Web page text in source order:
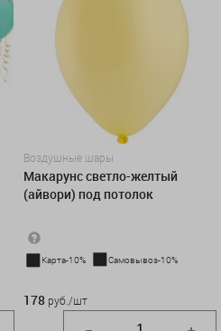
Воздушные шары
Макарунс светло-желтый
(айвори) под потолок
Карта-10% Самовывоз-10%
178 руб./шт